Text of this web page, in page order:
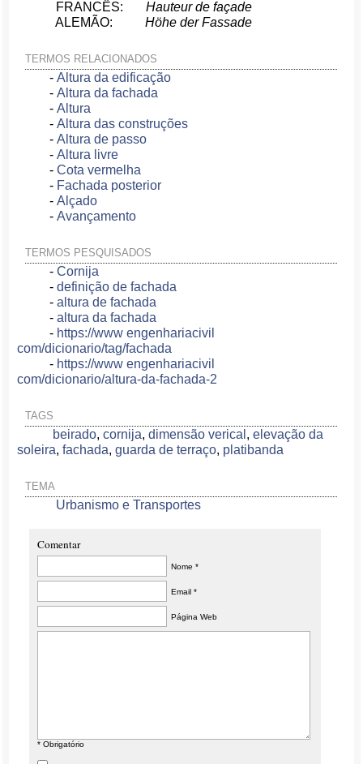
FRANCÊS:Hauteur de façade
ALEMÃO:Höhe der Fassade
TERMOS RELACIONADOS
-Altura da edificação
-Altura da fachada
-Altura
-Altura das construções
-Altura de passo
-Altura livre
-Cota vermelha
- Fachada posterior
-Alçado
-Avançamento
TERMOS PESQUISADOS
-Cornija
-definição de fachada
-altura de fachada
-altura da fachada
- https://www engenhariacivil
com/dicionario/tag/fachada
- https://www engenhariacivil
com/dicionario/altura-da-fachada-2
TAGS
beirado,cornija,dimensão verical ,elevação da
soleira,fachada,guarda de terraço, platibanda
TEMA
Urbanismo e Transportes
Comentar
Nome *
Email *
Página Web
* Obrigatório